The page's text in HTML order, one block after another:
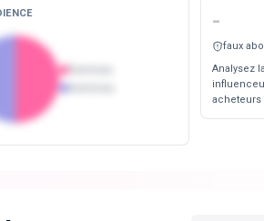
-
faux
Analysez
acheteurs